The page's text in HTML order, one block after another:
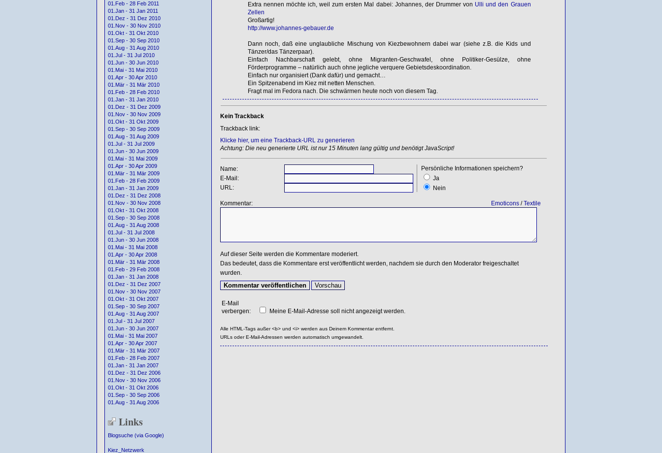
01.Feb - 28 Feb 2011
01.Jan - 31 Jan 2011
01.Dez - 31 Dez 2010
01.Nov - 30 Nov 2010
01.Okt - 31 Okt 2010
01.Sep - 30 Sep 2010
01.Aug - 31 Aug 2010
01.Jul - 31 Jul 2010
01.Jun - 30 Jun 2010
01.Mai - 31 Mai 2010
01.Apr - 30 Apr 2010
01.Mär - 31 Mär 2010
01.Feb - 28 Feb 2010
01.Jan - 31 Jan 2010
01.Dez - 31 Dez 2009
01.Nov - 30 Nov 2009
01.Okt - 31 Okt 2009
01.Sep - 30 Sep 2009
01.Aug - 31 Aug 2009
01.Jul - 31 Jul 2009
01.Jun - 30 Jun 2009
01.Mai - 31 Mai 2009
01.Apr - 30 Apr 2009
01.Mär - 31 Mär 2009
01.Feb - 28 Feb 2009
01.Jan - 31 Jan 2009
01.Dez - 31 Dez 2008
01.Nov - 30 Nov 2008
01.Okt - 31 Okt 2008
01.Sep - 30 Sep 2008
01.Aug - 31 Aug 2008
01.Jul - 31 Jul 2008
01.Jun - 30 Jun 2008
01.Mai - 31 Mai 2008
01.Apr - 30 Apr 2008
01.Mär - 31 Mär 2008
01.Feb - 29 Feb 2008
01.Jan - 31 Jan 2008
01.Dez - 31 Dez 2007
01.Nov - 30 Nov 2007
01.Okt - 31 Okt 2007
01.Sep - 30 Sep 2007
01.Aug - 31 Aug 2007
01.Jul - 31 Jul 2007
01.Jun - 30 Jun 2007
01.Mai - 31 Mai 2007
01.Apr - 30 Apr 2007
01.Mär - 31 Mär 2007
01.Feb - 28 Feb 2007
01.Jan - 31 Jan 2007
01.Dez - 31 Dez 2006
01.Nov - 30 Nov 2006
01.Okt - 31 Okt 2006
01.Sep - 30 Sep 2006
01.Aug - 31 Aug 2006
Links
Blogsuche (via Google)
Kiez_Netzwerk
Extra nennen möchte ich, weil zum ersten Mal dabei: Johannes, der Drummer von Ulli und den Grauen
Zellen
Großartig!
http://www.johannes-gebauer.de
Dann noch, daß eine unglaubliche Mischung von Kiezbewohnern dabei war (siehe z.B. die Kids und
Tänzer/das Tänzerpaar).
Einfach Nachbarschaft gelebt, ohne Migranten-Geschwafel, ohne Politiker-Gesülze, ohne
Förderprogramme – natürlich auch ohne jegliche verquere Gebietsdeskoordination.
Einfach nur organisiert (Dank dafür) und gemacht…
Ein Spitzenabend im Kiez mit netten Menschen.
Fragt mal im Fedora nach. Die schwärmen heute noch von diesem Tag.
Kein Trackback
Trackback link:
Klicke hier, um eine Trackback-URL zu generieren
Achtung: Die neu generierte URL ist nur 15 Minuten lang gültig und benötigt JavaScript!
Name:
Persönliche Informationen speichern?
Ja
Nein
E-Mail:
URL:
Kommentar: Emoticons/Textile
Auf dieser Seite werden die Kommentare moderiert.
Das bedeutet, dass die Kommentare erst veröffentlicht werden, nachdem sie durch den Moderator freigeschaltet
wurden.
E-Mail
verbergen:
Meine E-Mail-Adresse soll nicht angezeigt werden.
Alle HTML-Tags außer <b> und <i> werden aus Deinem Kommentar entfernt.
URLs oder E-Mail-Adressen werden automatisch umgewandelt.